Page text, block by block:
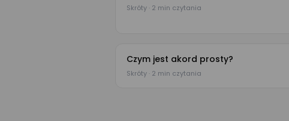
Skróty · 2 min czytania
Czym jest akord prosty?
Skróty · 2 min czytania